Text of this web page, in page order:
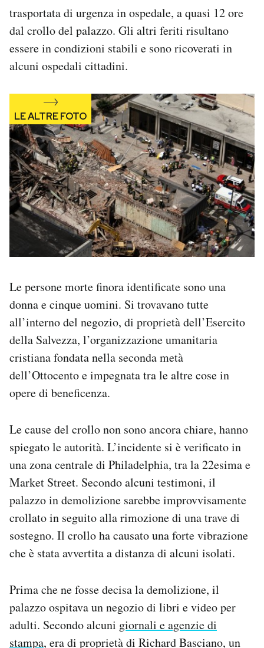
trasportata di urgenza in ospedale, a quasi 12 ore
dal crollo del palazzo. Gli altri feriti risultano
essere in condizioni stabili e sono ricoverati in
alcuni ospedali cittadini.
Le persone morte finora identificate sono una
donna e cinque uomini. Si trovavano tutte
all’interno del negozio, di proprietà dell’Esercito
della Salvezza, l’organizzazione umanitaria
cristiana fondata nella seconda metà
dell’Ottocento e impegnata tra le altre cose in
opere di beneficenza.
Le cause del crollo non sono ancora chiare, hanno
spiegato le autorità. L’incidente si è verificato in
una zona centrale di Philadelphia, tra la 22esima e
Market Street. Secondo alcuni testimoni, il
palazzo in demolizione sarebbe improvvisamente
crollato in seguito alla rimozione di una trave di
sostegno. Il crollo ha causato una forte vibrazione
che è stata avvertita a distanza di alcuni isolati.
Prima che ne fosse decisa la demolizione, il
palazzo ospitava un negozio di libri e video per
adulti. Secondo alcuni giornali e agenzie di
stampa, era di proprietà di Richard Basciano, un